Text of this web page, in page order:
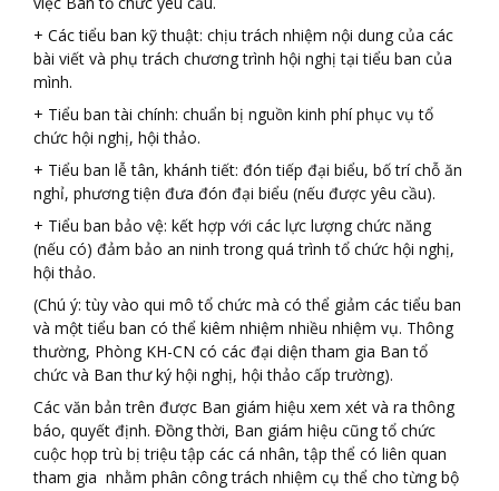
+ Các tiểu ban kỹ thuật: chịu trách nhiệm nội dung của các
bài viết và phụ trách chương trình hội nghị tại tiểu ban của
mình.
+ Tiểu ban tài chính: chuẩn bị nguồn kinh phí phục vụ tổ
chức hội nghị, hội thảo.
+ Tiểu ban lễ tân, khánh tiết: đón tiếp đại biểu, bố trí chỗ ăn
nghỉ, phương tiện đưa đón đại biểu (nếu được yêu cầu).
+ Tiểu ban bảo vệ: kết hợp với các lực lượng chức năng
(nếu có) đảm bảo an ninh trong quá trình tổ chức hội nghị,
hội thảo.
(Chú ý: tùy vào qui mô tổ chức mà có thể giảm các tiểu ban
và một tiểu ban có thể kiêm nhiệm nhiều nhiệm vụ. Thông
thường, Phòng KH-CN có các đại diện tham gia Ban tổ
chức và Ban thư ký hội nghị, hội thảo cấp trường).
Các văn bản trên được Ban giám hiệu xem xét và ra thông
báo, quyết định. Đồng thời, Ban giám hiệu cũng tổ chức
cuộc họp trù bị triệu tập các cá nhân, tập thể có liên quan
tham gia nhằm phân công trách nhiệm cụ thể cho từng bộ